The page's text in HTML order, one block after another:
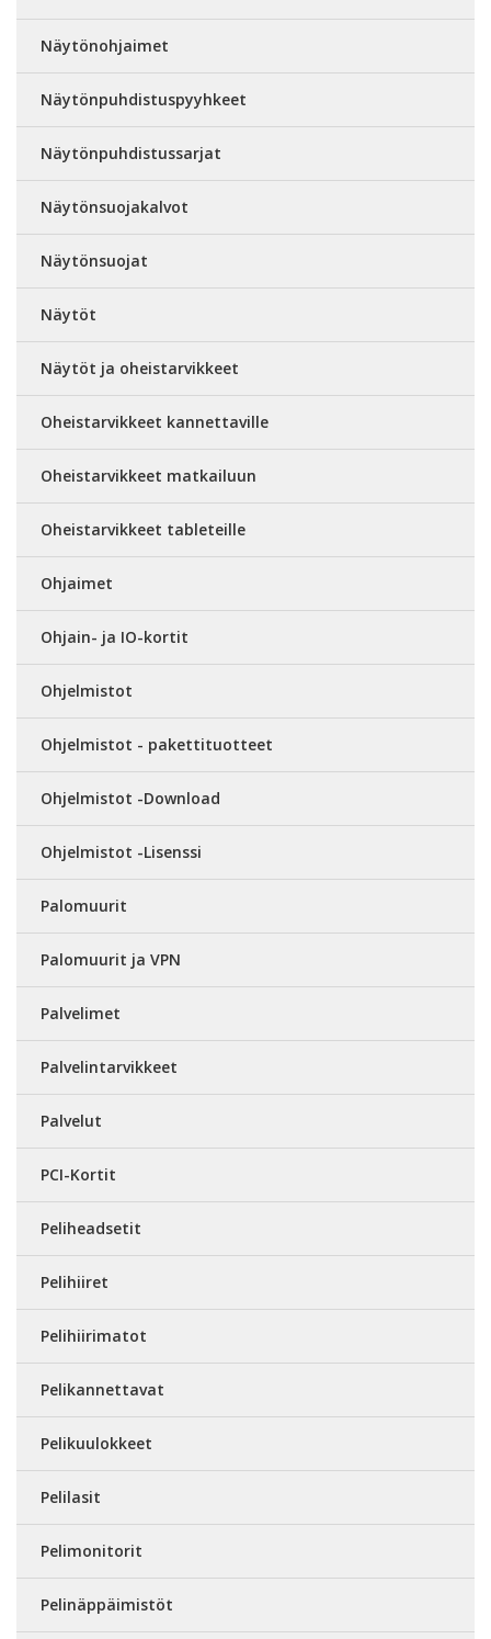
Näytönohjaimet
Näytönpuhdistuspyyhkeet
Näytönpuhdistussarjat
Näytönsuojakalvot
Näytönsuojat
Näytöt
Näytöt ja oheistarvikkeet
Oheistarvikkeet kannettaville
Oheistarvikkeet matkailuun
Oheistarvikkeet tableteille
Ohjaimet
Ohjain- ja IO-kortit
Ohjelmistot
Ohjelmistot - pakettituotteet
Ohjelmistot -Download
Ohjelmistot -Lisenssi
Palomuurit
Palomuurit ja VPN
Palvelimet
Palvelintarvikkeet
Palvelut
PCI-Kortit
Peliheadsetit
Pelihiiret
Pelihiirimatot
Pelikannettavat
Pelikuulokkeet
Pelilasit
Pelimonitorit
Pelinäppäimistöt